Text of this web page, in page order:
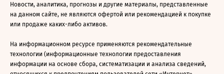
Новости, аналитика, прогнозы и другие материалы, представленные
на данном сайте, не являются офертой или рекомендацией к покупке
или продаже каких-либо активов.
На информационном ресурсе применяются рекомендательные
технологии (информационные технологии предоставления
информации на основе сбора, систематизации и анализа сведений,